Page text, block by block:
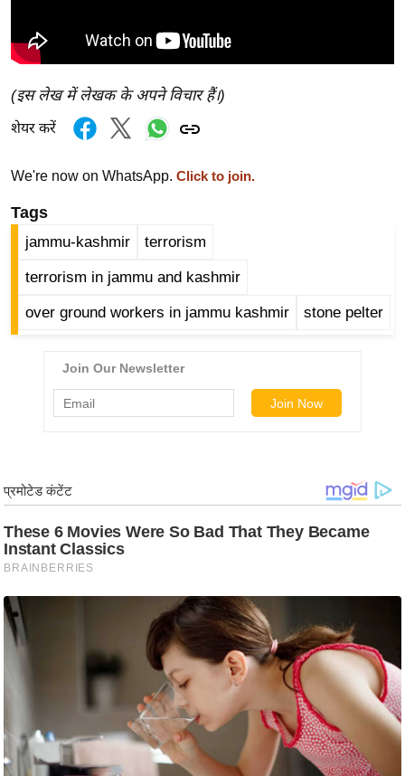
वु
ड
फि
स
क्षा
B
a
k
ला
इ
फ
स्टा
इ
ल
टे
ब्यू
टी
(इस लेख में लेखक के अपने विचार हैं।)
शेयर करें
We're now on WhatsApp. Click to join.
Tags
jammu-kashmir terrorism
terrorism in jammu and kashmir
over ground workers in jammu kashmir stone pelter